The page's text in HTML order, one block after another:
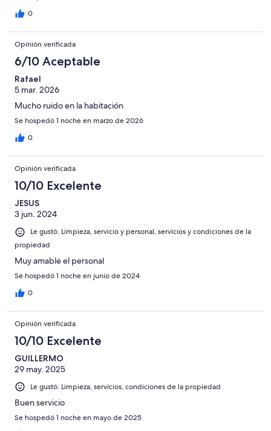
0
Opinión verificada
6/10 Aceptable
Rafael
5 mar. 2026
Mucho ruido en la habitación
Se hospedó 1 noche en marzo de 2026
0
Opinión verificada
10/10 Excelente
JESUS
3 jun. 2024
Le gustó: Limpieza, servicio y personal, servicios y condiciones de la
propiedad
Muy amable el personal
Se hospedó 1 noche en junio de 2024
0
Opinión verificada
10/10 Excelente
GUILLERMO
29 may. 2025
Le gustó: Limpieza, servicios, condiciones de la propiedad
Buen servicio
Se hospedó 1 noche en mayo de 2025